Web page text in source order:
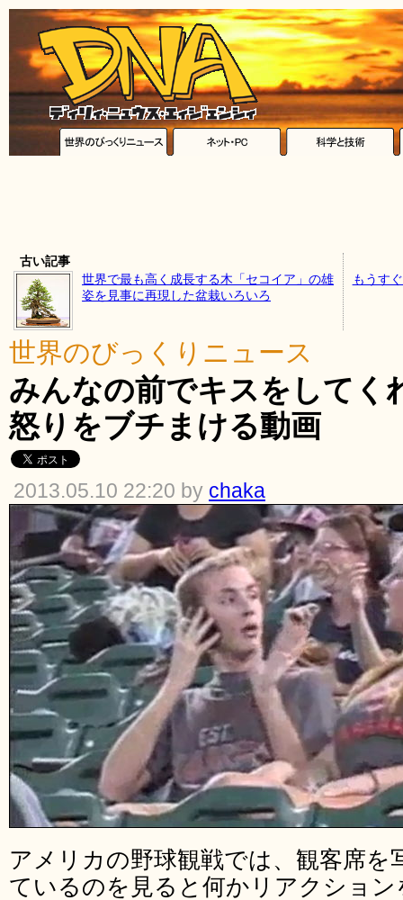
古い記事
世界で最も高く成長する木「セコイア」の雄
姿を見事に再現した盆栽いろいろ
もうす
世界のびっくりニュース
みんなの前でキスをしてく
怒りをブチまける動画
2013.05.10 22:20 by chaka
アメリカの野球観戦では、観客席を
ているのを見ると何かリアクショ